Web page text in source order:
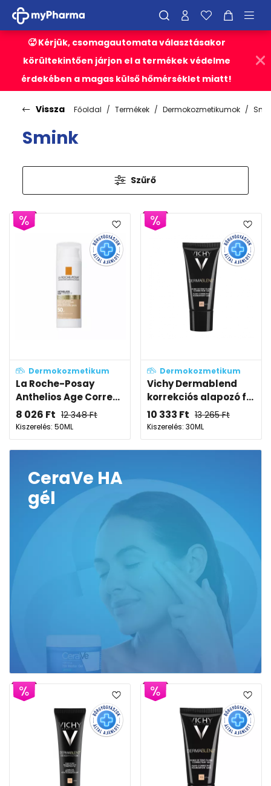
🥵 Kérjük, csomagautomata választásakor
körültekintően járjon el a termékek védelme
érdekében a magas külső hőmérséklet miatt!
Vissza Főoldal Termékek Dermokozmetikumok
Smink
Szűrő
Dermokozmetikum
La Roche-Posay
Anthelios Age Corre...
8 026 Ft 12 348Ft
Kiszerelés: 50ML
Dermokozmetikum
Vichy Dermablend
korrekciós alapozó f...
10 333 Ft 13 265Ft
Kiszerelés: 30ML
CeraVe HA
gél